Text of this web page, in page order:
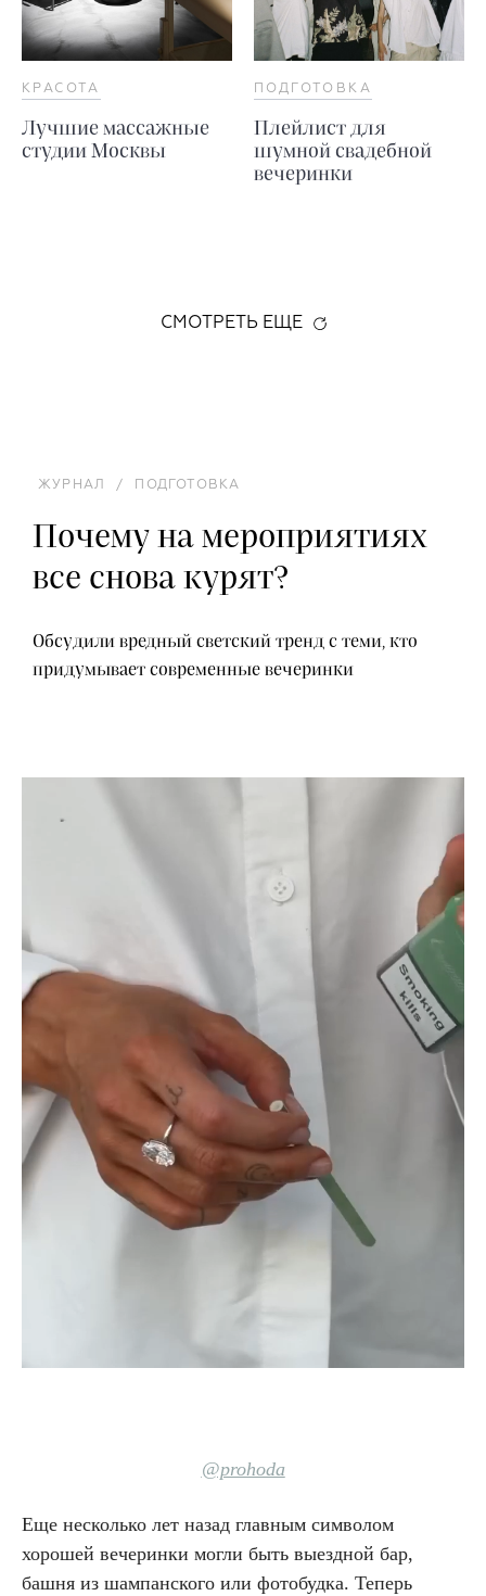
КРАСОТА
Лучшие массажные
студии Москвы
ПОДГОТОВКА
Плейлист для
шумной свадебной
вечеринки
СМОТРЕТЬ ЕЩЕ
ЖУРНАЛ / ПОДГОТОВКА
Почему на мероприятиях
все снова курят?
Обсудили вредный светский тренд с теми, кто
придумывает современные вечеринки
@prohoda
Еще несколько лет назад главным символом
хорошей вечеринки могли быть выездной бар,
башня из шампанского или фотобудка. Теперь